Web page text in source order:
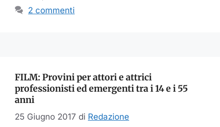
2 commenti
FILM: Provini per attori e attrici
professionisti ed emergenti tra i 14 e i 55
anni
25 Giugno 2017 di Redazione